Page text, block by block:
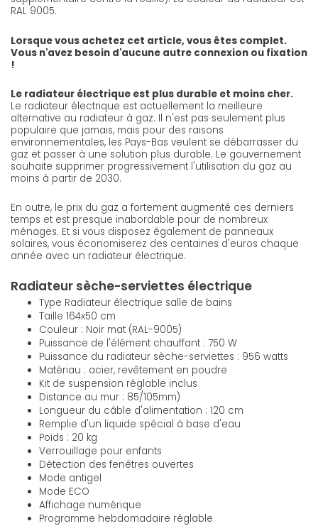
RAL 9005.
Lorsque vous achetez cet article, vous êtes complet.
Vous n'avez besoin d'aucune autre connexion ou fixation
!
Le radiateur électrique est plus durable et moins cher.
Le radiateur électrique est actuellement la meilleure
alternative au radiateur à gaz. Il n'est pas seulement plus
populaire que jamais, mais pour des raisons
environnementales, les Pays-Bas veulent se débarrasser du
gaz et passer à une solution plus durable. Le gouvernement
souhaite supprimer progressivement l'utilisation du gaz au
moins à partir de 2030.
En outre, le prix du gaz a fortement augmenté ces derniers
temps et est presque inabordable pour de nombreux
ménages. Et si vous disposez également de panneaux
solaires, vous économiserez des centaines d'euros chaque
année avec un radiateur électrique.
Radiateur sèche-serviettes électrique
Type Radiateur électrique salle de bains
Taille 164x50 cm
Couleur : Noir mat (RAL-9005)
Puissance de l'élément chauffant : 750 W
Puissance du radiateur sèche-serviettes : 956 watts
Matériau : acier, revêtement en poudre
Kit de suspension réglable inclus
Distance au mur : 85/105mm)
Longueur du câble d'alimentation : 120 cm
Remplie d'un liquide spécial à base d'eau
Poids : 20 kg
Verrouillage pour enfants
Détection des fenêtres ouvertes
Mode antigel
Mode ECO
Affichage numérique
Programme hebdomadaire réglable